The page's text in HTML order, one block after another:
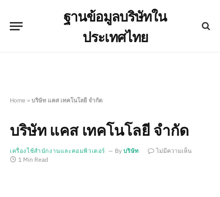
ฐานข้อมูลบริษัทใน
ประเทศไทย
Home » บริษัท แคส เทคโนโลยี จำกัด
บริษัท แคส เทคโนโลยี จำกัด
เครื่องใช้สำนักงานและคอมพิวเตอร์ By บริษัท
ไม่มีความเห็น
1 Min Read